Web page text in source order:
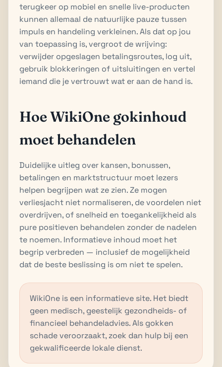
terugkeer op mobiel en snelle live-producten
kunnen allemaal de natuurlijke pauze tussen
impuls en handeling verkleinen. Als dat op jou
van toepassing is, vergroot de wrijving:
verwijder opgeslagen betalingsroutes, log uit,
gebruik blokkeringen of uitsluitingen en vertel
iemand die je vertrouwt wat er aan de hand is.
Hoe WikiOne gokinhoud
moet behandelen
Duidelijke uitleg over kansen, bonussen,
betalingen en marktstructuur moet lezers
helpen begrijpen wat ze zien. Ze mogen
verliesjacht niet normaliseren, de voordelen niet
overdrijven, of snelheid en toegankelijkheid als
pure positieven behandelen zonder de nadelen
te noemen. Informatieve inhoud moet het
begrip verbreden — inclusief de mogelijkheid
dat de beste beslissing is om niet te spelen.
WikiOne is een informatieve site. Het biedt
geen medisch, geestelijk gezondheids- of
financieel behandeladvies. Als gokken
schade veroorzaakt, zoek dan hulp bij een
gekwalificeerde lokale dienst.